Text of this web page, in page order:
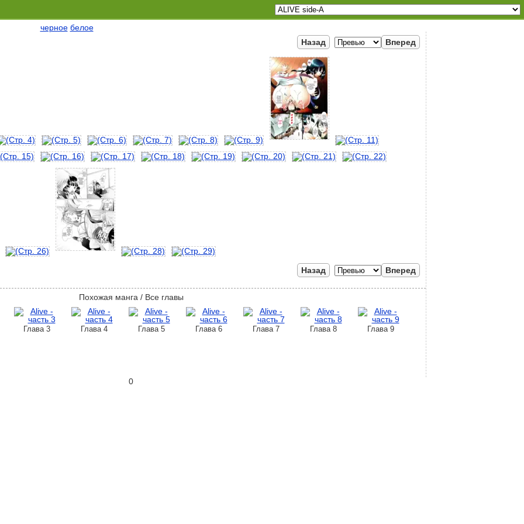
черное белое
Вперед
Назад
Вперед
Назад
Похожая манга / Все главы
Глава 3 Глава 4 Глава 5 Глава 6 Глава 7 Глава 8 Глава 9
0